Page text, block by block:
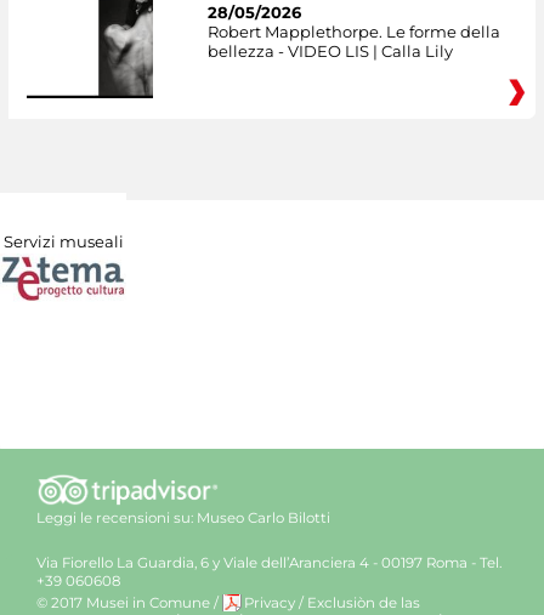
28/05/2026
Robert Mapplethorpe. Le forme della
bellezza - VIDEO LIS | Calla Lily
Servizi museali
Leggi le recensioni su: Museo Carlo Bilotti
Via Fiorello La Guardia, 6 y Viale dell’Aranciera 4 - 00197 Roma - Tel.
+39 060608
© 2017 Musei in Comune / Privacy / Exclusiòn de las